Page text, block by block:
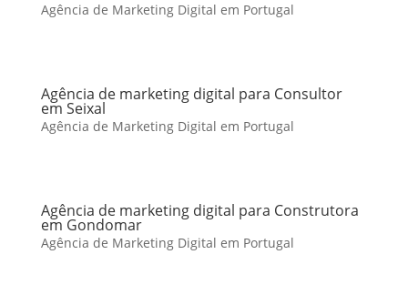
Agência de Marketing Digital em Portugal
Agência de marketing digital para Consultor
em Seixal
Agência de Marketing Digital em Portugal
Agência de marketing digital para Construtora
em Gondomar
Agência de Marketing Digital em Portugal